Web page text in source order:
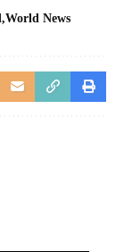
World News